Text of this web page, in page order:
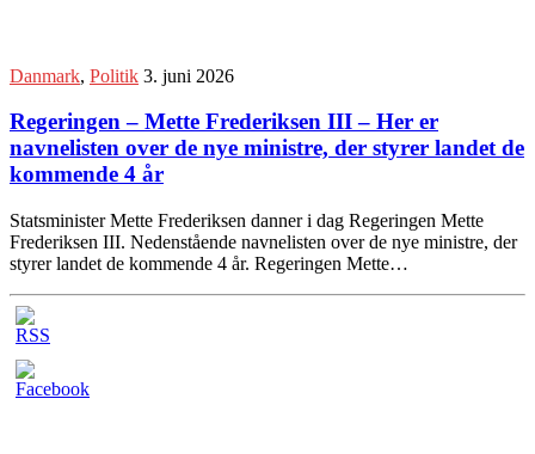
Danmark, Politik 3. juni 2026
Regeringen – Mette Frederiksen III – Her er
navnelisten over de nye ministre, der styrer landet de
kommende 4 år
Statsminister Mette Frederiksen danner i dag Regeringen Mette
Frederiksen III. Nedenstående navnelisten over de nye ministre, der
styrer landet de kommende 4 år. Regeringen Mette…